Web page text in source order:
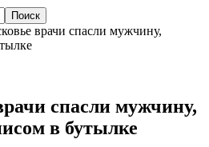
врачи спасли мужчину,
спасли мужчину,
в бутылке